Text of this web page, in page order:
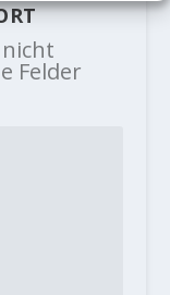
Felder